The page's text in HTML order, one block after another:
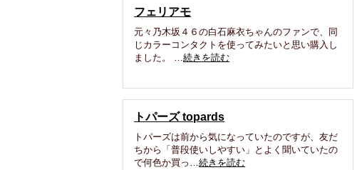
フェリアモ
元々乃木坂４６の白石麻衣ちゃんのファンで、同
じカラーコンタクトを使ってみたいと思い購入し
ました。 …続きを読む
トパーズ topards
トパーズは前から気になっていたのですが、友だ
ちから「普段使いしやすい」とよく聞いていたの
で何色か買っ…続きを読む